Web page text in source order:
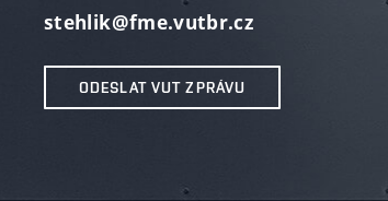
stehlik@fme.vutbr.cz
ODESLAT VUT ZPRÁVU